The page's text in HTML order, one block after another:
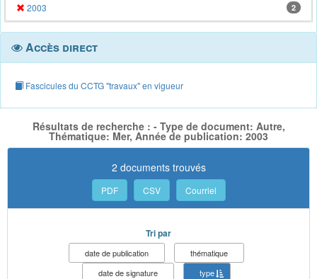
2003 2
Accès direct
Fascicules du CCTG "travaux" en vigueur
Résultats de recherche : - Type de document: Autre,
Thématique: Mer, Année de publication: 2003
2 documents trouvés
PDF CSV Courriel
Tri par
date de publication
thématique
date de signature
type